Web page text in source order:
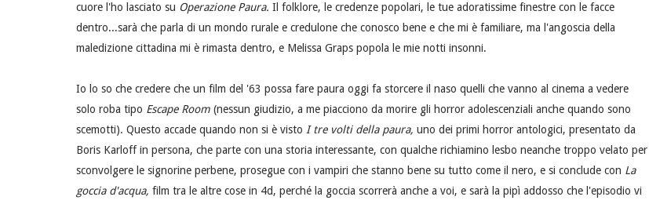
cuore l'ho lasciato su Operazione Paura. Il folklore, le credenze popolari, le tue adoratissime finestre con le facce
dentro...sarà che parla di un mondo rurale e credulone che conosco bene e che mi è familiare, ma l'angoscia della
maledizione cittadina mi è rimasta dentro, e Melissa Graps popola le mie notti insonni.
Io lo so che credere che un film del '63 possa fare paura oggi fa storcere il naso quelli che vanno al cinema a vedere
solo roba tipo Escape Room (nessun giudizio, a me piacciono da morire gli horror adolescenziali anche quando sono
scemotti). Questo accade quando non si è visto I tre volti della paura, uno dei primi horror antologici, presentato da
Boris Karloff in persona, che parte con una storia interessante, con qualche richiamino lesbo neanche troppo velato per
sconvolgere le signorine perbene, prosegue con i vampiri che stanno bene su tutto come il nero, e si conclude con La
goccia d'acqua, film tra le altre cose in 4d, perché la goccia scorrerà anche a voi, e sarà la pipì addosso che l'episodio vi